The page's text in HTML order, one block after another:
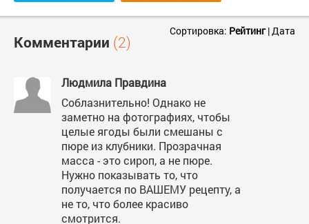
Комментарии (2)
Сортировка: Рейтинг|Дата
Людмила Правдина
Соблазнительно! Однако не
заметно на фотографиях, чтобы
целые ягоды были смешаны с
пюре из клубники. Прозрачная
масса - это сироп, а не пюре.
Нужно показывать то, что
получается по ВАШЕМУ рецепту, а
не то, что более красиво
смотрится.